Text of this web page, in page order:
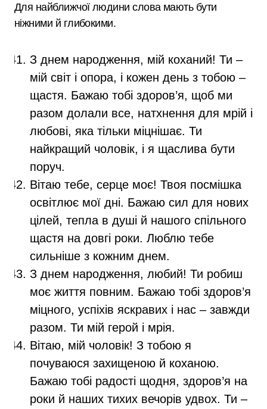
Для найближчої людини слова мають бути
ніжними й глибокими.
З днем народження, мій коханий! Ти –
мій світ і опора, і кожен день з тобою –
щастя. Бажаю тобі здоров’я, щоб ми
разом долали все, натхнення для мрій і
любові, яка тільки міцнішає. Ти
найкращий чоловік, і я щаслива бути
поруч.
Вітаю тебе, серце моє! Твоя посмішка
освітлює мої дні. Бажаю сил для нових
цілей, тепла в душі й нашого спільного
щастя на довгі роки. Люблю тебе
сильніше з кожним днем.
З днем народження, любий! Ти робиш
моє життя повним. Бажаю тобі здоров’я
міцного, успіхів яскравих і нас – завжди
разом. Ти мій герой і мрія.
Вітаю, мій чоловік! З тобою я
почуваюся захищеною й коханою.
Бажаю тобі радості щодня, здоров’я на
роки й наших тихих вечорів удвох. Ти –